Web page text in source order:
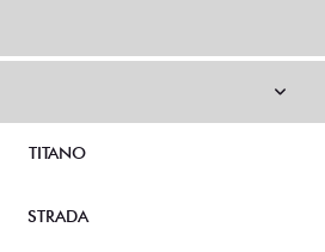
TITANO
STRADA